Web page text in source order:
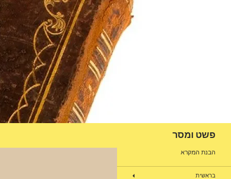
פשט ומסר
הבנת המקרא
בראשית